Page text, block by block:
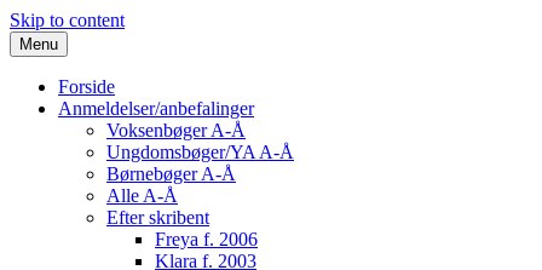
Skip to content
Menu
Forside
Anmeldelser/anbefalinger
Voksenbøger A-Å
Ungdomsbøger/YA A-Å
Børnebøger A-Å
Alle A-Å
Efter skribent
Freya f. 2006
Klara f. 2003